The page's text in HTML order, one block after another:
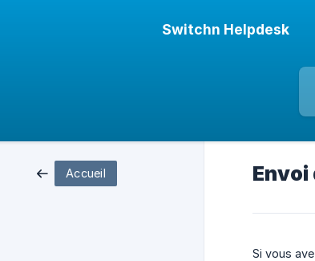
Switchn Helpdesk
Accueil
Si vous